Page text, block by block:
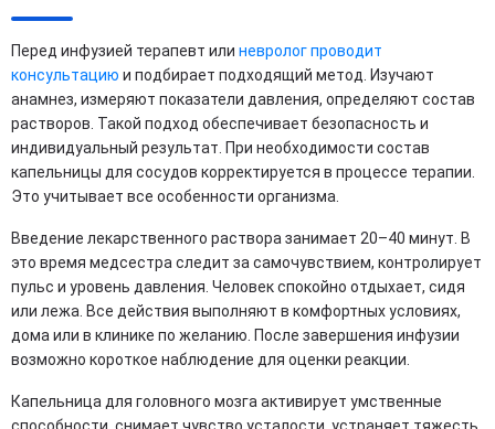
Перед инфузией терапевт или невролог проводит
консультацию и подбирает подходящий метод. Изучают
анамнез, измеряют показатели давления, определяют состав
растворов. Такой подход обеспечивает безопасность и
индивидуальный результат. При необходимости состав
капельницы для сосудов корректируется в процессе терапии.
Это учитывает все особенности организма.
Введение лекарственного раствора занимает 20–40 минут. В
это время медсестра следит за самочувствием, контролирует
пульс и уровень давления. Человек спокойно отдыхает, сидя
или лежа. Все действия выполняют в комфортных условиях,
дома или в клинике по желанию. После завершения инфузии
возможно короткое наблюдение для оценки реакции.
Капельница для головного мозга активирует умственные